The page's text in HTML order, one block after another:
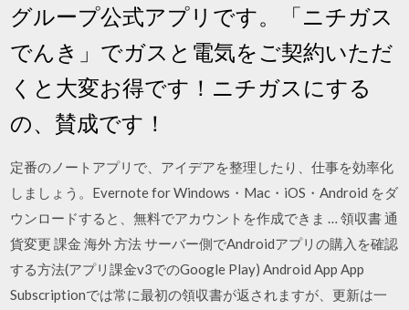
グループ公式アプリです。「ニチガス
でんき」でガスと電気をご契約いただ
くと大変お得です！ニチガスにする
の、賛成です！
定番のノートアプリで、アイデアを整理したり、仕事を効率化
しましょう。Evernote for Windows・Mac・iOS・Android をダ
ウンロードすると、無料でアカウントを作成できま … 領収書 通
貨変更 課金 海外 方法 サーバー側でAndroidアプリの購入を確認
する方法(アプリ課金v3でのGoogle Play) Android App App
Subscriptionでは常に最初の領収書が返されますが、更新は一